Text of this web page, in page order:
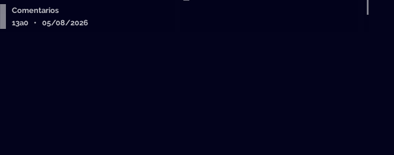
Comentarios
13a0 • 05/08/2026